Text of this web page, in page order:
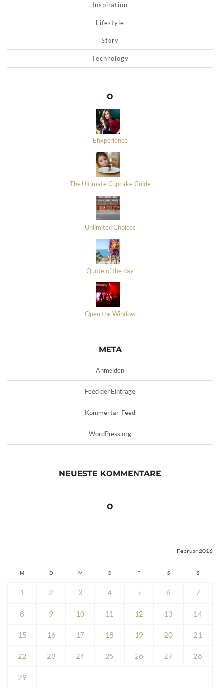
Inspiration
Lifestyle
Story
Technology
O
Ehxperience
The Ultimate Cupcake Guide
Unlimited Choices
Quote of the day
Open the Window
META
Anmelden
Feed der Einträge
Kommentar-Feed
WordPress.org
NEUESTE KOMMENTARE
O
Februar 2016
M D M D F S S
1 2 3 4 5 6 7
8 9 10 11 12 13 14
15 16 17 18 19 20 21
22 23 24 25 26 27 28
29